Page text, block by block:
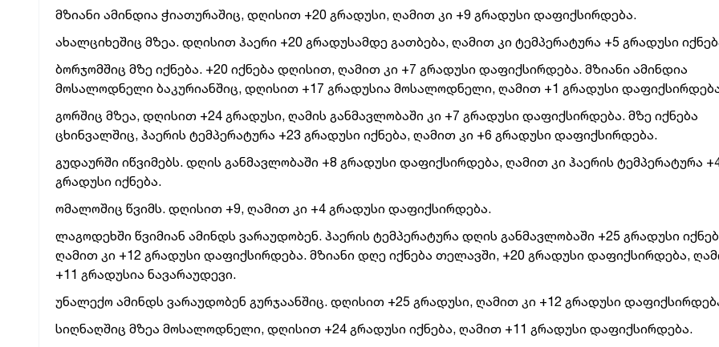
მზიანი ამინდია ჭიათურაშიც, დღისით +20 გრადუსი, ღამით კი +9 გრადუსი დაფიქსირდება.
ახალციხეშიც მზეა. დღისით ჰაერი +20 გრადუსამდე გათბება, ღამით კი ტემპერატურა +5 გრადუსი
ბორჯომშიც მზე იქნება. +20 იქნება დღისით, ღამით კი +7 გრადუსი დაფიქსირდება. მზიანი ამინდია
მოსალოდნელი ბაკურიანშიც, დღისით +17 გრადუსია მოსალოდნელი, ღამით +1 გრადუსი
გორშიც მზეა, დღისით +24 გრადუსი, ღამის განმავლობაში კი +7 გრადუსი დაფიქსირდება. მზე იქნება
ცხინვალშიც, ჰაერის ტემპერატურა +23 გრადუსი იქნება, ღამით კი +6 გრადუსი დაფიქსირდება.
გუდაურში იწვიმებს. დღის განმავლობაში +8 გრადუსი დაფიქსირდება, ღამით კი ჰაერის ტემპერატურა
გრადუსი იქნება.
ომალოშიც წვიმს. დღისით +9, ღამით კი +4 გრადუსი დაფიქსირდება.
ლაგოდეხში წვიმიან ამინდს ვარაუდობენ. ჰაერის ტემპერატურა დღის განმავლობაში +25 გრადუსი
ღამით კი +12 გრადუსი დაფიქსირდება. მზიანი დღე იქნება თელავში, +20 გრადუსი დაფიქსირდება,
+11 გრადუსია ნავარაუდევი.
უნალექო ამინდს ვარაუდობენ გურჯაანშიც. დღისით +25 გრადუსი, ღამით კი +12 გრადუსი
სიღნაღშიც მზეა მოსალოდნელი, დღისით +24 გრადუსი იქნება, ღამით +11 გრადუსი დაფიქსირდება.